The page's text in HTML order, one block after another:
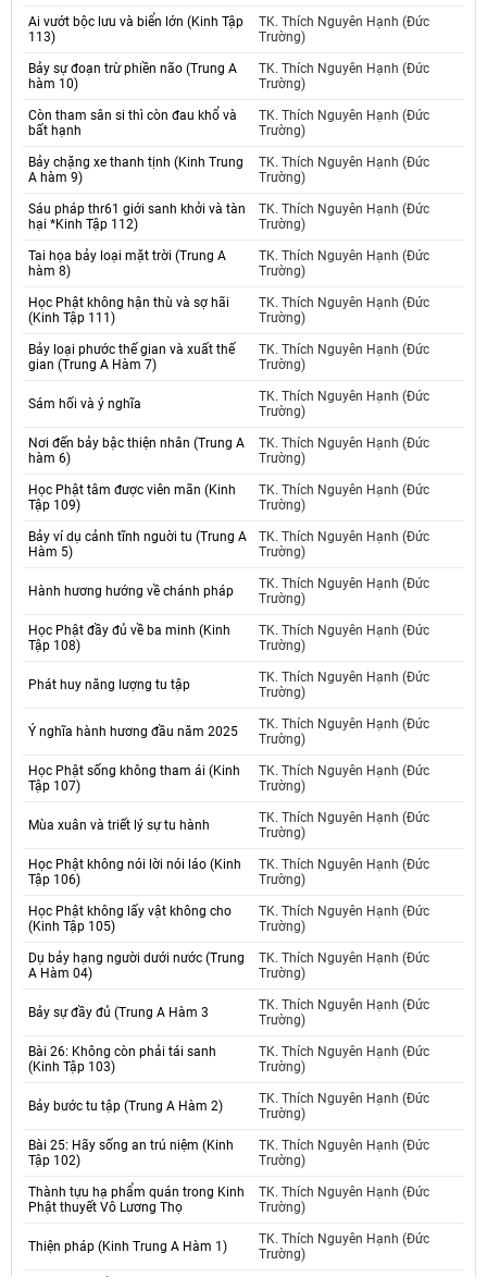
Ai vướt bộc lưu và biển lớn (Kinh Tập
113)
TK. Thích Nguyên Hạnh (Đức
Trường)
Bảy sự đoạn trừ phiền não (Trung A
hàm 10)
TK. Thích Nguyên Hạnh (Đức
Trường)
Còn tham sân si thì còn đau khổ và
bất hạnh
TK. Thích Nguyên Hạnh (Đức
Trường)
Bảy chặng xe thanh tịnh (Kinh Trung
A hàm 9)
TK. Thích Nguyên Hạnh (Đức
Trường)
Sáu pháp thr61 giới sanh khởi và tàn
hại *Kinh Tập 112)
TK. Thích Nguyên Hạnh (Đức
Trường)
Tai họa bảy loại mặt trời (Trung A
hàm 8)
TK. Thích Nguyên Hạnh (Đức
Trường)
Học Phật không hận thù và sợ hãi
(Kinh Tập 111)
TK. Thích Nguyên Hạnh (Đức
Trường)
Bảy loại phước thế gian và xuất thế
gian (Trung A Hàm 7)
TK. Thích Nguyên Hạnh (Đức
Trường)
Sám hối và ý nghĩa
TK. Thích Nguyên Hạnh (Đức
Trường)
Nơi đến bảy bậc thiện nhân (Trung A
hàm 6)
TK. Thích Nguyên Hạnh (Đức
Trường)
Học Phật tâm được viên mãn (Kinh
Tập 109)
TK. Thích Nguyên Hạnh (Đức
Trường)
Bảy ví dụ cảnh tĩnh nguời tu (Trung A
Hàm 5)
TK. Thích Nguyên Hạnh (Đức
Trường)
Hành hương hướng về chánh pháp
TK. Thích Nguyên Hạnh (Đức
Trường)
Học Phật đầy đủ về ba minh (Kinh
Tập 108)
TK. Thích Nguyên Hạnh (Đức
Trường)
Phát huy năng lượng tu tập
TK. Thích Nguyên Hạnh (Đức
Trường)
Ý nghĩa hành hương đầu năm 2025
TK. Thích Nguyên Hạnh (Đức
Trường)
Học Phật sống không tham ái (Kinh
Tập 107)
TK. Thích Nguyên Hạnh (Đức
Trường)
Mùa xuân và triết lý sự tu hành
TK. Thích Nguyên Hạnh (Đức
Trường)
Học Phật không nói lời nói láo (Kinh
Tập 106)
TK. Thích Nguyên Hạnh (Đức
Trường)
Học Phật không lấy vật không cho
(Kinh Tập 105)
TK. Thích Nguyên Hạnh (Đức
Trường)
Dụ bảy hạng người dưới nước (Trung
A Hàm 04)
TK. Thích Nguyên Hạnh (Đức
Trường)
Bảy sự đầy đủ (Trung A Hàm 3
TK. Thích Nguyên Hạnh (Đức
Trường)
Bài 26: Không còn phải tái sanh
(Kinh Tập 103)
TK. Thích Nguyên Hạnh (Đức
Trường)
Bảy bước tu tập (Trung A Hàm 2)
TK. Thích Nguyên Hạnh (Đức
Trường)
Bài 25: Hãy sống an trú niệm (Kinh
Tập 102)
TK. Thích Nguyên Hạnh (Đức
Trường)
Thành tựu hạ phẩm quán trong Kinh
Phật thuyết Vô Lương Thọ
TK. Thích Nguyên Hạnh (Đức
Trường)
Thiện pháp (Kinh Trung A Hàm 1)
TK. Thích Nguyên Hạnh (Đức
Trường)